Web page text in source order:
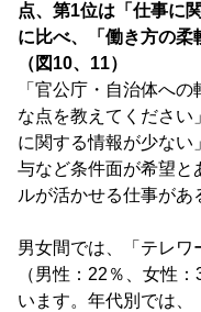
点、第1位は「仕事に
に比べ、「働き方の柔
（図10、11）
「官公庁・自治体へ
な点を教えてくださ
に関する情報が少な
与など条件面が希望と
ルが活かせる仕事があ
男女間では、「テレワ
（男性：22％、女性
います。年代別では